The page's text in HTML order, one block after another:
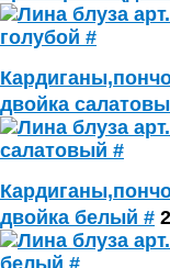
двойка
двойка белый #